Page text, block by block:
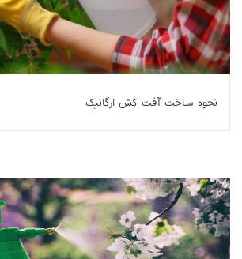
شته ها ، کنه های عنکبوتی و سایر آفات می
بیشتر بخوانیم ...
نحوه ساخت آفت کش ارگانیک